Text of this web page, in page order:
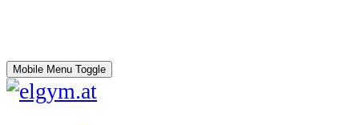
Mobile Menu Toggle